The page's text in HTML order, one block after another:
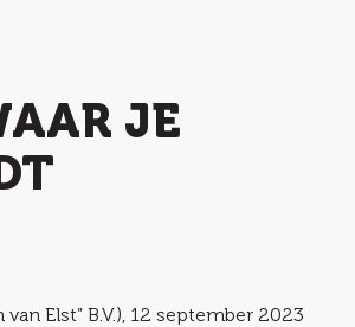
JE
Elst” B.V.), 12 september 2023